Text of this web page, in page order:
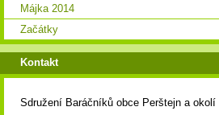
Májka 2014
Začátky
Kontakt
Sdružení Baráčníků obce Perštejn a okolí